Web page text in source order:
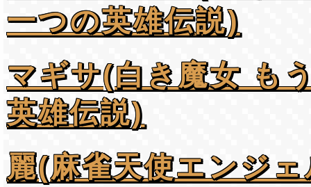
一つの英雄伝説)
マギサ(白き魔女 も
英雄伝説)
麗(麻雀天使エンジ